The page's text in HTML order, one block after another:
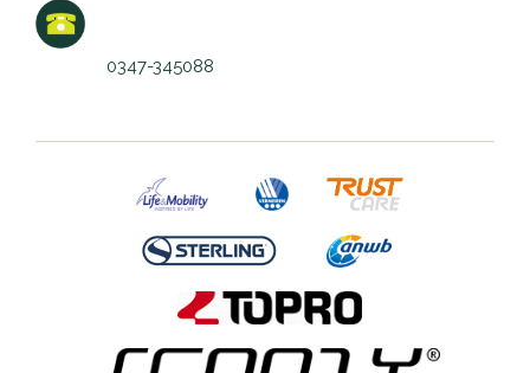
0347-345088